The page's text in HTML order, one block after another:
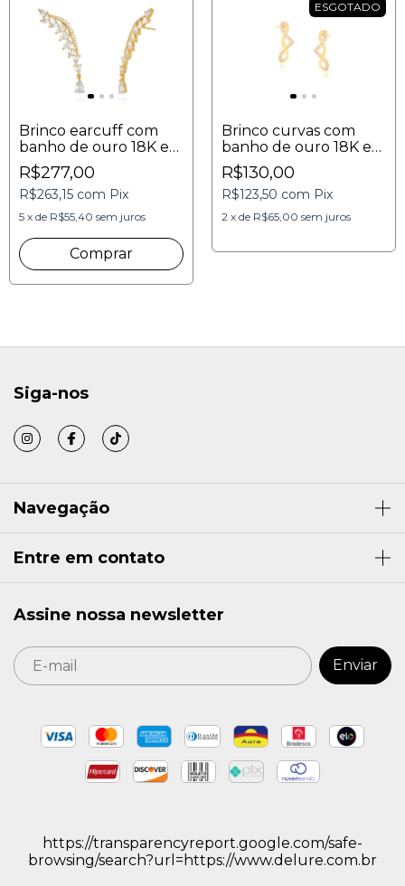
Brinco earcuff com
banho de ouro 18K e
zircônias incolores
4cmx1,3mm
R$277,00
R$263,15 com Pix
5 x de R$55,40 sem juros
ESGOTADO
Brinco curvas com
banho de ouro 18K e
zircônias incolores
hipoalergênico
R$130,00
R$123,50 com Pix
2 x de R$65,00 sem juros
Siga-nos
Navegação
Entre em contato
Assine nossa newsletter
https://transparencyreport.google.com/safe-
browsing/search?url=https://www.delure.com.br